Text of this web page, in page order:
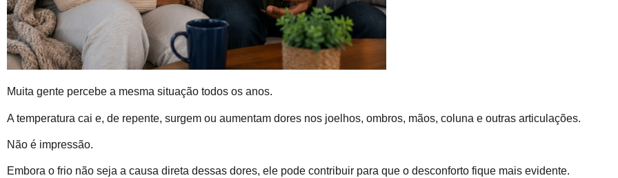
Muita gente percebe a mesma situação todos os anos.
A temperatura cai e, de repente, surgem ou aumentam dores nos joelhos, ombros, mãos, coluna e outras articulações.
Não é impressão.
Embora o frio não seja a causa direta dessas dores, ele pode contribuir para que o desconforto fique mais evidente.